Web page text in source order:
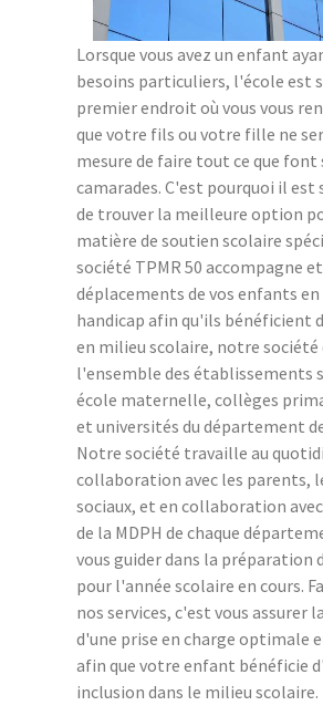
Lorsque vous avez un enfant
besoins particuliers, l'école est
premier endroit où vous vous
que votre fils ou votre fille ne
mesure de faire tout ce que font
camarades. C'est pourquoi il
de trouver la meilleure option
matière de soutien scolaire
société TPMR 50 accompagne
déplacements de vos enfants
handicap afin qu'ils bénéficient
en milieu scolaire, notre société
l'ensemble des établissements
école maternelle, collèges
et universités du département
Notre société travaille au
collaboration avec les parents,
sociaux, et en collaboration
de la MDPH de chaque
vous guider dans la préparation
pour l'année scolaire en cours.
nos services, c'est vous assurer
d'une prise en charge optimale
afin que votre enfant bénéficie
inclusion dans le milieu scolaire.